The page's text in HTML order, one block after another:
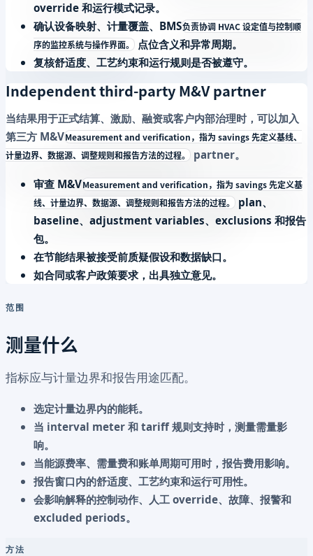
override 和运行模式记录。
确认设备映射、计量覆盖、 BMS负责协调 HVAC 设定值与控制顺
序的监控系统与操作界面。 点位含义和异常周期。
复核舒适度、工艺约束和运行规则是否被遵守。
Independent third-party M&V partner
当结果用于正式结算、激励、融资或客户内部治理时，可以加入
第三方 M&VMeasurement and verification，指为 savings 先定义基线、
计量边界、数据源、调整规则和报告方法的过程。 partner。
审查 M&VMeasurement and verification，指为 savings 先定义基
线、计量边界、数据源、调整规则和报告方法的过程。 plan、
baseline、adjustment variables、exclusions 和报告
包。
在节能结果被接受前质疑假设和数据缺口。
如合同或客户政策要求，出具独立意见。
范围
测量什么
指标应与计量边界和报告用途匹配。
选定计量边界内的能耗。
当 interval meter 和 tariff 规则支持时，测量需量影
响。
当能源费率、需量费和账单周期可用时，报告费用影响。
报告窗口内的舒适度、工艺约束和运行可用性。
会影响解释的控制动作、人工 override、故障、报警和
excluded periods。
方法